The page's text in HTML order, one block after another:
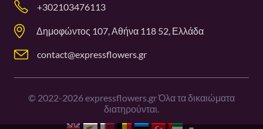
+302103476113
Δημοφώντος 107, Αθήνα 118 52, Ελλάδα
contact@expressflowers.gr
© 2022-2026expressflowers.gr Όλα τα δικαιώματα
διατηρούνται.